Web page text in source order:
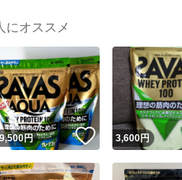
にオススメ
ね！
9,500円 いいね！
3,600円